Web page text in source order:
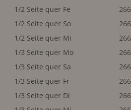
1/2 Seite quer Fe
1/2 Seite quer So
1/2 Seite quer Mi
1/3 Seite quer Mo
1/3 Seite quer Sa
1/3 Seite quer Fr
1/3 Seite quer Di